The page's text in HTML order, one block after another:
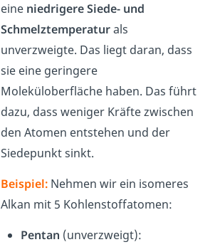
eine niedrigere Siede- und
Schmelztemperaturals
unverzweigte. Das liegt daran, dass
sie eine geringere
Moleküloberfläche haben. Das führt
dazu, dass weniger Kräfte zwischen
den Atomen entstehen und der
Siedepunkt sinkt.
Beispiel: Nehmen wir ein isomeres
Alkan mit 5 Kohlenstoffatomen:
Pentan (unverzweigt):